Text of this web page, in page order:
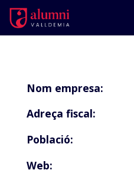
Nom empresa:
Adreça fiscal:
Població:
Web: